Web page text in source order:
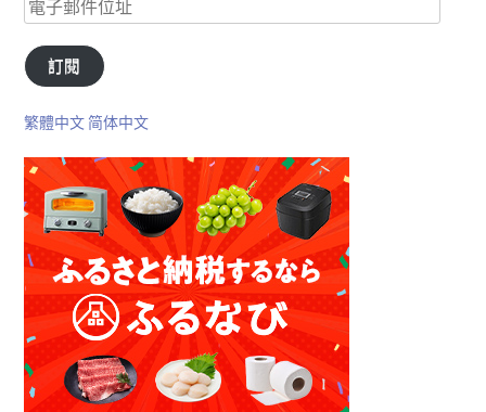
訂閱
繁體中文 简体中文